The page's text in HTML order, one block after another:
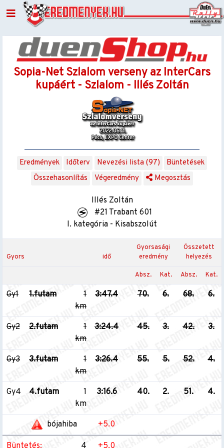
Sopia-Net Szlalom verseny az InterCars
kupáért - Szlalom - Illés Zoltán
Eredmények Időterv Nevezési lista (97)
Büntetések
Összehasonlítás
Végeredmény Megosztás
Illés Zoltán
#21 Trabant 601
I. kategória - Kisabszolút
Gyors idő
Gyorsasági
eredmény
Összetett
helyezés
Absz. Kat. Absz. Kat.
Gy1 1.futam
1
km
3:47.4 70. 6. 68. 6.
Gy2 2.futam
1
km
3:24.4 45. 3. 42. 3.
Gy3 3.futam
1
km
3:26.4 55. 5. 52. 4.
Gy4 4.futam
1
km
3:16.6 40. 2. 51. 4.
bójahiba +5.0